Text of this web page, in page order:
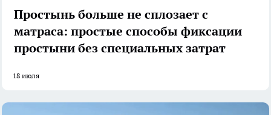
Простынь больше не сплозает с
матраса: простые способы фиксации
простыни без специальных затрат
18 июля